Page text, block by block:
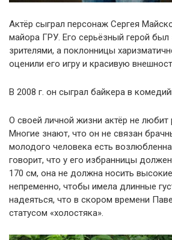
Актёр сыграл персонаж Сергея
майора ГРУ. Его серьёзный герой
зрителями, а поклонницы
оценили его игру и красивую
В 2008 г. он сыграл байкера в
О своей личной жизни актёр не любит
Многие знают, что он не связан
молодого человека есть
говорит, что у его избранницы
170 см, она не должна носить
непременно, чтобы имела длинные
надеяться, что в скором времени
статусом «холостяка».